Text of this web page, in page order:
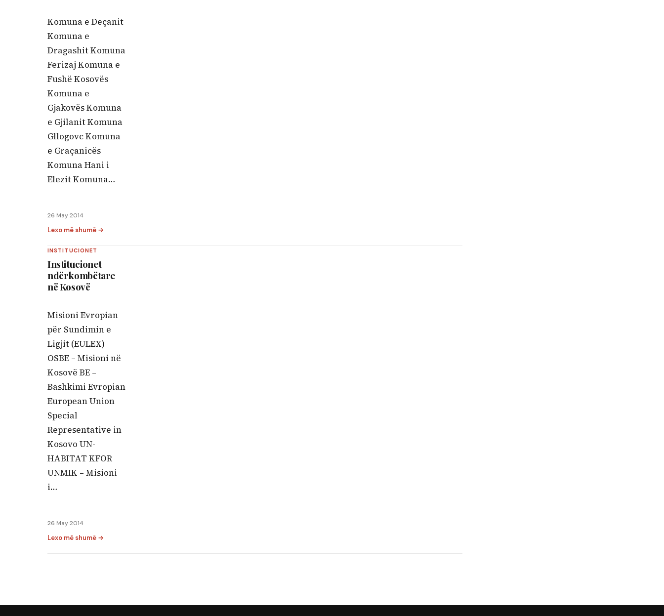
Komuna e Deçanit
Komuna e
Dragashit Komuna
Ferizaj Komuna e
Fushë Kosovës
Komuna e
Gjakovës Komuna
e Gjilanit Komuna
Gllogovc Komuna
e Graçanicës
Komuna Hani i
Elezit Komuna…
26 May 2014
Lexo më shumë →
INSTITUCIONET
Institucionet
ndërkombëtare
në Kosovë
Misioni Evropian
për Sundimin e
Ligjit (EULEX)
OSBE – Misioni në
Kosovë BE –
Bashkimi Evropian
European Union
Special
Representative in
Kosovo UN-
HABITAT KFOR
UNMIK – Misioni
i…
26 May 2014
Lexo më shumë →